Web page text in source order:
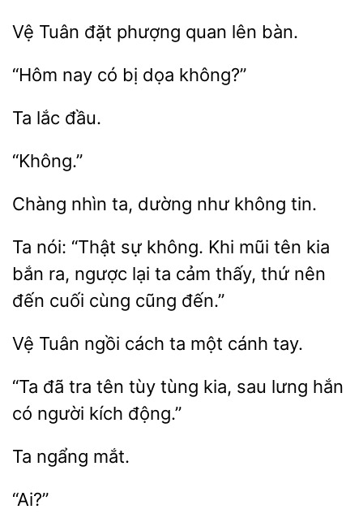
đặt phượng quan lên
“Hôm có dọa
“Không.”
Chàng ta, không tin.
Ta “Thật sự
Khi mũi tên kia
bắn ra, ngược lại
cảm thấy, thứ nên
đến cuối cùng cũng đến.”
Vệ ta một cánh tay.
“Ta đã tra tên
tùng kia, sau lưng hắn
có
kích
“Ai?”